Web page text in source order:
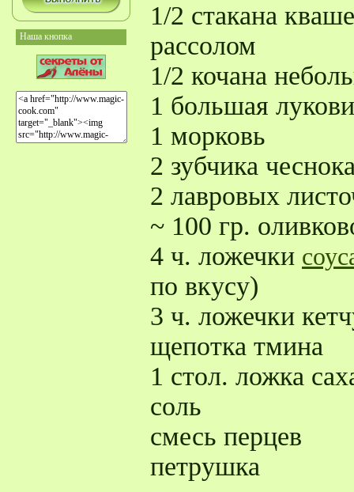
Наша кнопка
1/2 стакана
рассолом
1/2 кочана
1 большая
1 морковь
2 зубчика
2 лавровых
~ 100 гр.
4 ч. ложечки
по вкусу)
3 ч. ложечки
щепотка тмина
1 стол. ложка
соль
смесь перцев
петрушка